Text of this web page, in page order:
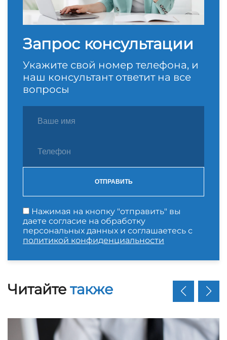
Запрос консультации
Укажите свой номер телефона, и
наш консультант ответит на все
вопросы
ОТПРАВИТЬ
Нажимая на кнопку "отправить" вы
даете согласие на обработку
персональных данных и соглашаетесь с
политикой конфиденциальности
Читайте также